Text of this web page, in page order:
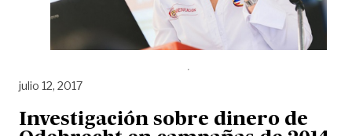
julio 12, 2017
Investigación sobre dinero de